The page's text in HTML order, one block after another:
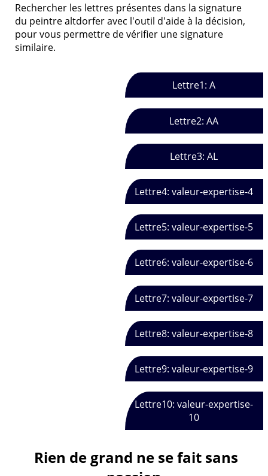
Rechercher les lettres présentes dans la signature
du peintre altdorfer avec l'outil d'aide à la décision,
pour vous permettre de vérifier une signature
similaire.
Lettre1: A
Lettre2: AA
Lettre3: AL
Lettre4: valeur-expertise-4
Lettre5: valeur-expertise-5
Lettre6: valeur-expertise-6
Lettre7: valeur-expertise-7
Lettre8: valeur-expertise-8
Lettre9: valeur-expertise-9
Lettre10: valeur-expertise-
10
Rien de grand ne se fait sans